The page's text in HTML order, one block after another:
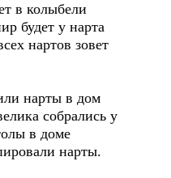
в колыбели
будет у нарта
нартов зовет
нарты в дом
собрались у
в доме
нарты.